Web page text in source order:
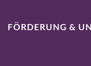
FÖRDERUNG &